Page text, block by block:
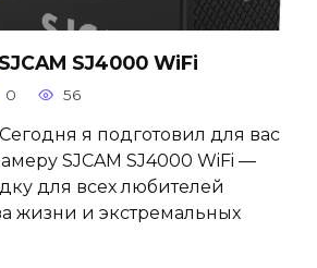
SJ4000 WiFi
0 56
я подготовил для вас
SJCAM SJ4000 WiFi —
для всех любителей
жизни и экстремальных